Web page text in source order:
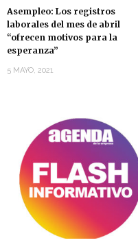
Asempleo: Los registros
laborales del mes de abril
“ofrecen motivos para la
esperanza”
5 MAYO, 2021